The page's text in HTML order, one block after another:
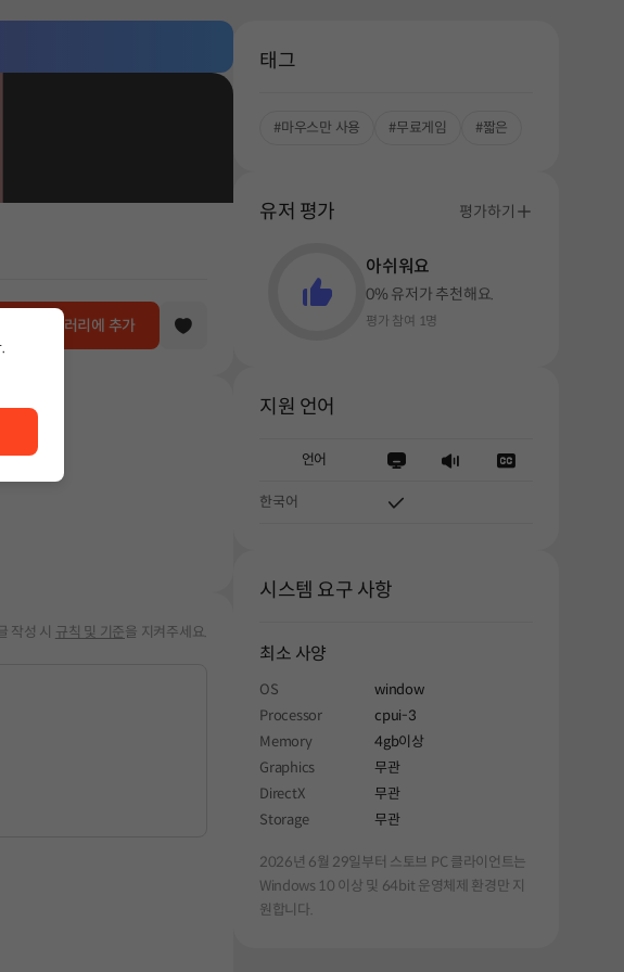
라이브러리에 추가
작성 시 규칙 및 기준을 지켜주세요.
태그
#마우스만 사용 #무료게임 #짧은
유저 평가 평가하기
아쉬워요
0% 유저가 추천해요.
평가 참여 1명
지원 언어
언어
한국어
시스템 요구 사항
최소 사양
OS
window
Processor
cpui-3
Memory
4gb이상
Graphics
무관
DirectX
무관
Storage
무관
2026년 6월 29일부터 스토브 PC 클라이언트는
Windows 10 이상 및 64bit 운영체제 환경만 지
원합니다.